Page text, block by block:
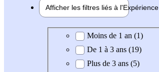
Afficher les filtres liés à l'Expérience
Expérience demandée
Moins de 1 an (1)
De 1 à 3 ans (19)
Plus de 3 ans (5)